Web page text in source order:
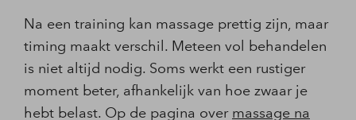
Na een training kan massage prettig zijn, maar
timing maakt verschil. Meteen vol behandelen
is niet altijd nodig. Soms werkt een rustiger
moment beter, afhankelijk van hoe zwaar je
hebt belast. Op de pagina over massage na